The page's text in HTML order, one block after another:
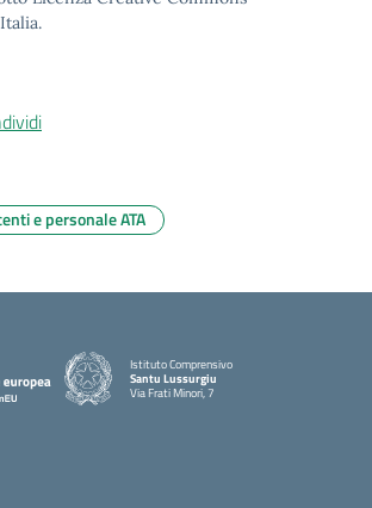
e personale ATA
Istituto Comprensivo
Santu Lussurgiu
Via Frati Minori, 7